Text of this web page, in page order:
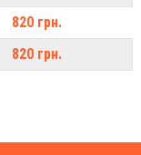
820 грн.
820 грн.